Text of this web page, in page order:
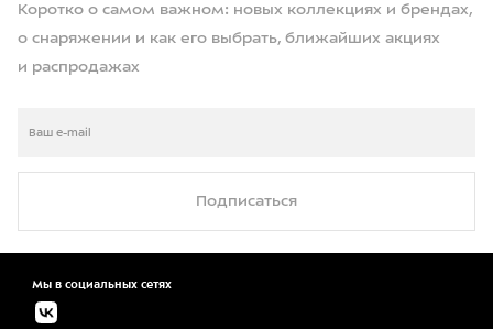
Коротко о самом важном: новых коллекциях и брендах,
о снаряжении и как его выбрать, ближайших акциях
и распродажах
Подписаться
Мы в социальных сетях